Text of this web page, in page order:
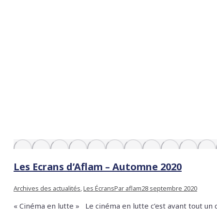
Les Ecrans d’Aflam – Automne 2020
Archives des actualités,Les ÉcransPar aflam28 septembre 2020
« Cinéma en lutte » Le cinéma en lutte c’est avant tout